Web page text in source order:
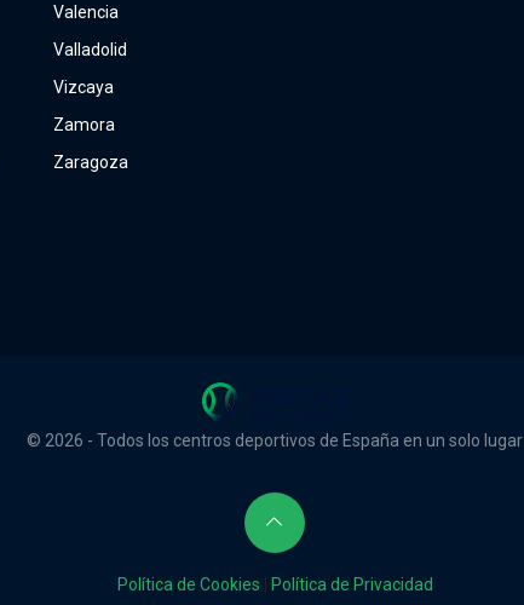
Valencia
Valladolid
Vizcaya
Zamora
Zaragoza
© 2026 - Todos los centros deportivos de España en un solo lugar
Política de Cookies Política de Privacidad